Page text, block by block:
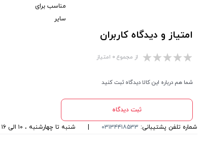
مناسب برای
سایر
امتیاز و دیدگاه کاربران
از مجموع ۰ امتیاز
شما هم درباره این کالا دیدگاه ثبت کنید
ثبت دیدگاه
شماره تلفن پشتیبانی: ۰۳۱۳۴۴۱۸۵۳۳ شنبه تا چهارشنبه ، ۱۰ الی ۱۶ پاسخگوی شما هستیم